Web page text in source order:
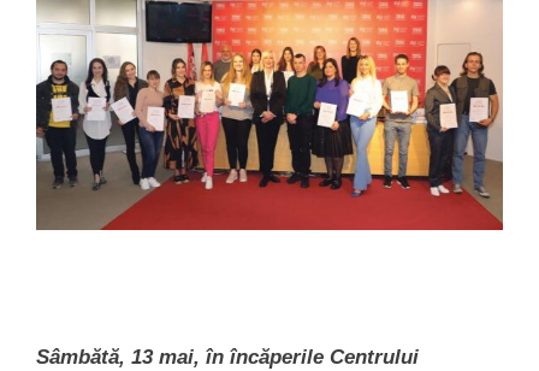
Sâmbătă, 13 mai, în încăperile Centrului